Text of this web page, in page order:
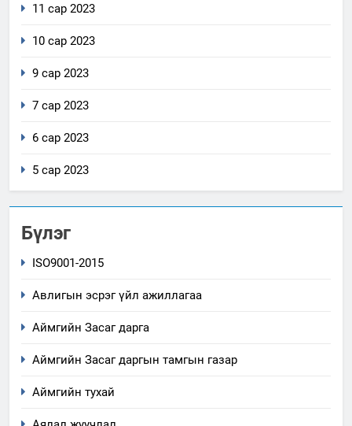
11 сар 2023
10 сар 2023
9 сар 2023
7 сар 2023
6 сар 2023
5 сар 2023
Бүлэг
ISO9001-2015
Авлигын эсрэг үйл ажиллагаа
Аймгийн Засаг дарга
Аймгийн Засаг даргын тамгын газар
Аймгийн тухай